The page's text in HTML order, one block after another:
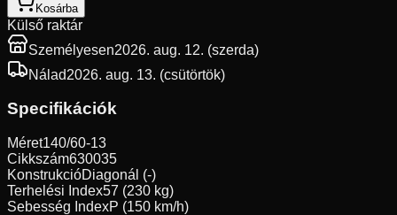
Kosárba
Külső raktár
Személyesen2026. aug. 12. (szerda)
Nálad2026. aug. 13. (csütörtök)
Specifikációk
Méret140/60-13
Cikkszám630035
KonstrukcióDiagonál (-)
Terhelési Index57 (230 kg)
Sebesség IndexP (150 km/h)